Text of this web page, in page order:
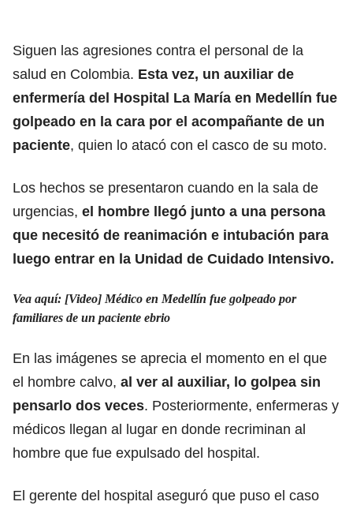
Siguen las agresiones contra el personal de la
salud en Colombia. Esta vez, un auxiliar de
enfermería del Hospital La María en Medellín fue
golpeado en la cara por el acompañante de un
paciente, quien lo atacó con el casco de su moto.
Los hechos se presentaron cuando en la sala de
urgencias, el hombre llegó junto a una persona
que necesitó de reanimación e intubación para
luego entrar en la Unidad de Cuidado Intensivo.
Vea aquí: [Video] Médico en Medellín fue golpeado por
familiares de un paciente ebrio
En las imágenes se aprecia el momento en el que
el hombre calvo, al ver al auxiliar, lo golpea sin
pensarlo dos veces. Posteriormente, enfermeras y
médicos llegan al lugar en donde recriminan al
hombre que fue expulsado del hospital.
El gerente del hospital aseguró que puso el caso